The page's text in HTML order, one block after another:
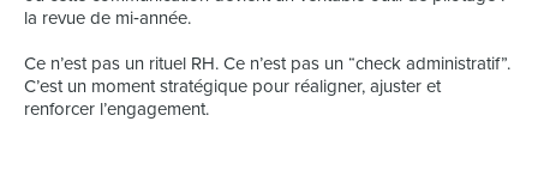
la revue de mi‑année.
Ce n’est pas un rituel RH. Ce n’est pas un “check administratif”.
C’est un moment stratégique pour réaligner, ajuster et
renforcer l’engagement.